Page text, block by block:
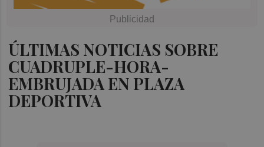
ÚLTIMAS NOTICIAS SOBRE
CUADRUPLE-HORA-
EMBRUJADA EN PLAZA
DEPORTIVA